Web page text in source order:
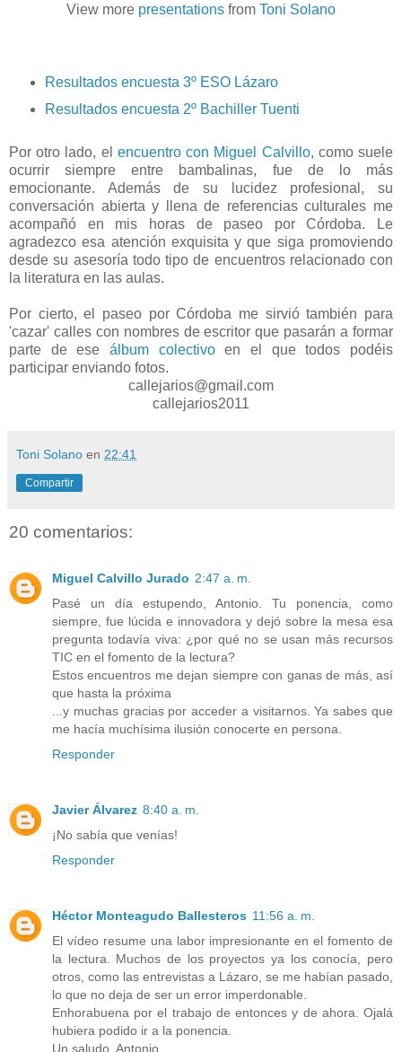
View more presentations from Toni Solano
Resultados encuesta 3º ESO Lázaro
Resultados encuesta 2º Bachiller Tuenti
Por otro lado, el encuentro con Miguel Calvillo, como suele
ocurrir siempre entre bambalinas, fue de lo más
emocionante. Además de su lucidez profesional, su
conversación abierta y llena de referencias culturales me
acompañó en mis horas de paseo por Córdoba. Le
agradezco esa atención exquisita y que siga promoviendo
desde su asesoría todo tipo de encuentros relacionado con
la literatura en las aulas.
Por cierto, el paseo por Córdoba me sirvió también para
'cazar' calles con nombres de escritor que pasarán a formar
parte de ese álbum colectivoen el que todos podéis
participar enviando fotos.
callejarios@gmail.com
callejarios2011
Toni Solano en 22:41
Compartir
20 comentarios:
Miguel Calvillo Jurado 2:47 a. m.
Pasé un día estupendo, Antonio. Tu ponencia, como
siempre, fue lúcida e innovadora y dejó sobre la mesa esa
pregunta todavía viva: ¿por qué no se usan más recursos
TIC en el fomento de la lectura?
Estos encuentros me dejan siempre con ganas de más, así
que hasta la próxima
...y muchas gracias por acceder a visitarnos. Ya sabes que
me hacía muchísima ilusión conocerte en persona.
Responder
Javier Álvarez 8:40 a. m.
¡No sabía que venías!
Responder
Héctor Monteagudo Ballesteros 11:56 a. m.
El vídeo resume una labor impresionante en el fomento de
la lectura. Muchos de los proyectos ya los conocía, pero
otros, como las entrevistas a Lázaro, se me habían pasado,
lo que no deja de ser un error imperdonable.
Enhorabuena por el trabajo de entonces y de ahora. Ojalá
hubiera podido ir a la ponencia.
Un saludo, Antonio.